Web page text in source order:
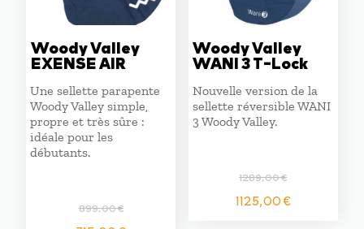
Woody Valley
EXENSE AIR
Une sellette parapente
Woody Valley simple,
propre et très sûre :
idéale pour les
débutants.
899,00€
Woody Valley
WANI 3 T-Lock
Nouvelle version de la
sellette réversible WANI
3 Woody Valley.
1289,00€
Le
prix
1125,00€Le